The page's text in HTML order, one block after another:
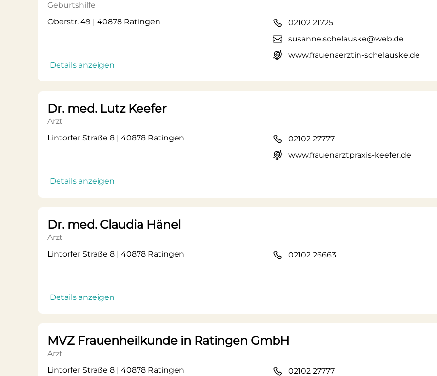
Geburtshilfe
Oberstr. 49 | 40878 Ratingen
Details anzeigen
02102 21725
susanne.schelauske@web.de
www.frauenaerztin-schelauske.de
Dr. med. Lutz Keefer
Arzt
Lintorfer Straße 8 | 40878 Ratingen
Details anzeigen
02102 27777
www.frauenarztpraxis-keefer.de
Dr. med. Claudia Hänel
Arzt
Lintorfer Straße 8 | 40878 Ratingen
Details anzeigen
02102 26663
MVZ Frauenheilkunde in Ratingen GmbH
Arzt
Lintorfer Straße 8 | 40878 Ratingen
02102 27777